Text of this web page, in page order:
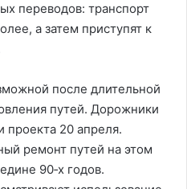
переводов: транспорт
а затем приступят к
после длительной
путей. Дорожники
проекта 20 апреля.
ремонт путей на этом
90‑х годов.